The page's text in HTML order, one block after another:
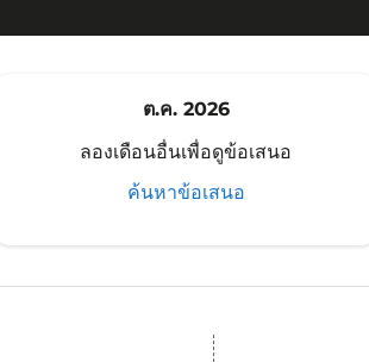
ต.ค. 2026
ลองเดือนอื่นเพื่อดูข้อเสนอ
ค้นหาข้อเสนอ
disclaimer. ค้นหาข้อเสนอ
disclaimer. ค้นหาข้อเสนอ
offers-disclaimer. ค้นหาข้อเสนอ
view-offers-disclaimer. ค้นหาข้อเสนอ
cmp-view-offers-disclaimer. ค้นหาข้อเสนอ
cmp-view-offers-disclaimer. ค้นหาข้อเ
cmp-view-offers-disclaimer. ค้นห
TJQ–KMG: cmp-view-offers-
TJQ–KMG: cmp-view-offers-
TJQ–KMG: cmp-view-offers-
TJQ–KMG: cmp-view-
TJQ–KMG: cmp-